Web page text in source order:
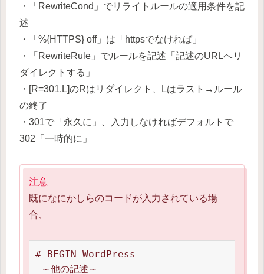
・「RewriteCond」でリライトルールの適用条件を記
述
・「%{HTTPS} off」は「httpsでなければ」
・「RewriteRule」でルールを記述「記述のURLへリ
ダイレクトする」
・[R=301,L]のRはリダイレクト、Lはラスト→ルール
の終了
・301で「永久に」、入力しなければデフォルトで
302「一時的に」
注意
既になにかしらのコードが入力されている場
合、
# BEGIN WordPress
～他の記述～